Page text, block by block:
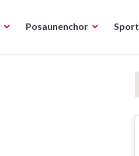
Posaunenchor Sport